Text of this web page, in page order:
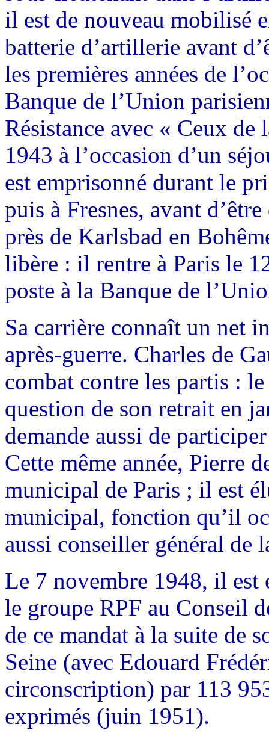
il est de nouveau mobilisé
batterie d’artillerie avant
les premières années de
Banque de l’Union
Résistance avec « Ceux
1943 à l’occasion d’un
est emprisonné durant le
puis à Fresnes, avant
près de Karlsbad en
libère : il rentre à Paris le
poste à la Banque de
Sa carrière connaît un net
après-guerre. Charles de
combat contre les partis :
question de son retrait en
demande aussi de
Cette même année, Pierre
municipal de Paris ; il est
municipal, fonction qu’il
aussi conseiller général de
Le 7 novembre 1948, il est
le groupe RPF au Conseil
de ce mandat à la suite de
Seine (avec Edouard
circonscription) par 113
exprimés (juin 1951).